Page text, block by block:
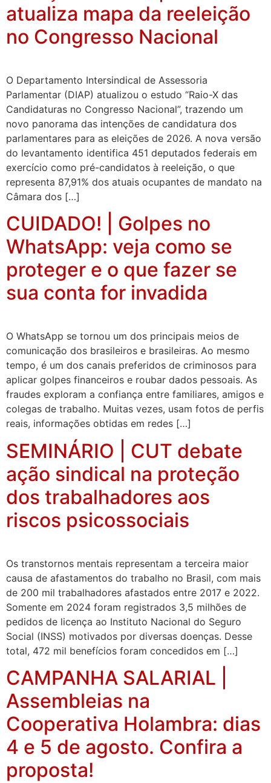
atualiza mapa da reeleição
no Congresso Nacional
O Departamento Intersindical de Assessoria
Parlamentar (DIAP) atualizou o estudo “Raio-X das
Candidaturas no Congresso Nacional”, trazendo um
novo panorama das intenções de candidatura dos
parlamentares para as eleições de 2026. A nova versão
do levantamento identifica 451 deputados federais em
exercício como pré-candidatos à reeleição, o que
representa 87,91% dos atuais ocupantes de mandato na
Câmara dos […]
CUIDADO! | Golpes no
WhatsApp: veja como se
proteger e o que fazer se
sua conta for invadida
O WhatsApp se tornou um dos principais meios de
comunicação dos brasileiros e brasileiras. Ao mesmo
tempo, é um dos canais preferidos de criminosos para
aplicar golpes financeiros e roubar dados pessoais. As
fraudes exploram a confiança entre familiares, amigos e
colegas de trabalho. Muitas vezes, usam fotos de perfis
reais, informações obtidas em redes […]
SEMINÁRIO | CUT debate
ação sindical na proteção
dos trabalhadores aos
riscos psicossociais
Os transtornos mentais representam a terceira maior
causa de afastamentos do trabalho no Brasil, com mais
de 200 mil trabalhadores afastados entre 2017 e 2022.
Somente em 2024 foram registrados 3,5 milhões de
pedidos de licença ao Instituto Nacional do Seguro
Social (INSS) motivados por diversas doenças. Desse
total, 472 mil benefícios foram concedidos em […]
CAMPANHA SALARIAL |
Assembleias na
Cooperativa Holambra: dias
4 e 5 de agosto. Confira a
proposta!